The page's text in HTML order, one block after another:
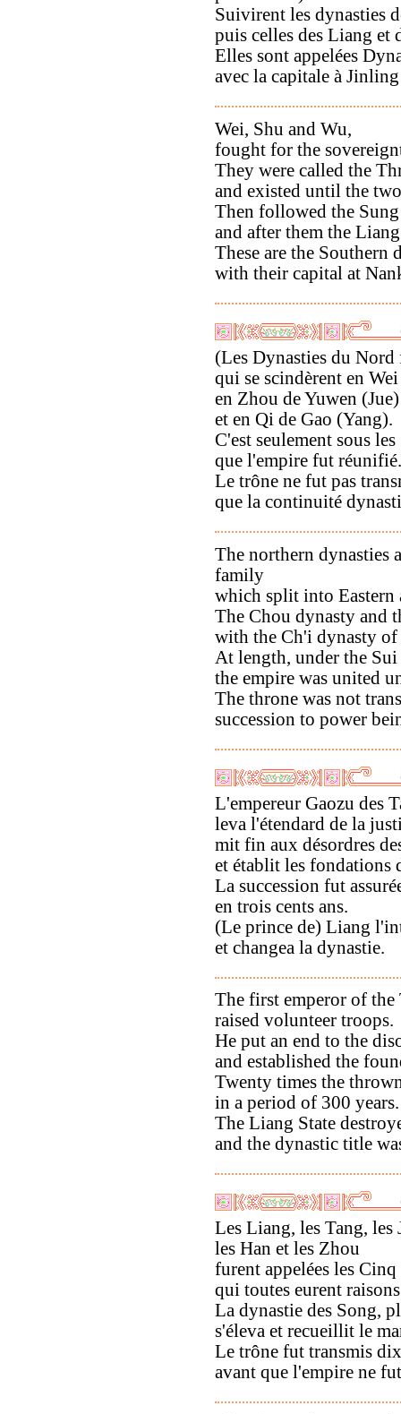
Suivirent les dynasties
puis celles des Liang et
Elles sont appelées
avec la capitale à
Wei, Shu and Wu,
fought for the
They were called the
and existed until the
Then followed the
and after them the
These are the Southern
with their capital at
(Les Dynasties du Nord
qui se scindèrent en
en Zhou de Yuwen (Jue)
et en Qi de Gao (Yang).
C'est seulement sous
que l'empire fut réunifié.
Le trône ne fut pas
que la continuité
The northern dynasties
family
which split into Eastern
The Chou dynasty and
with the Ch'i dynasty
At length, under the
the empire was united
The throne was not
succession to power
L'empereur Gaozu des
leva l'étendard de la
mit fin aux désordres
et établit les fondations
La succession fut
en trois cents ans.
(Le prince de) Liang
et changea la dynastie.
The first emperor of the
raised volunteer troops.
He put an end to the
and established the
Twenty times the
in a period of 300 years.
The Liang State
and the dynastic title
Les Liang, les Tang, les
les Han et les Zhou
furent appelées les
qui toutes eurent
La dynastie des Song,
s'éleva et recueillit le
Le trône fut transmis
avant que l'empire ne